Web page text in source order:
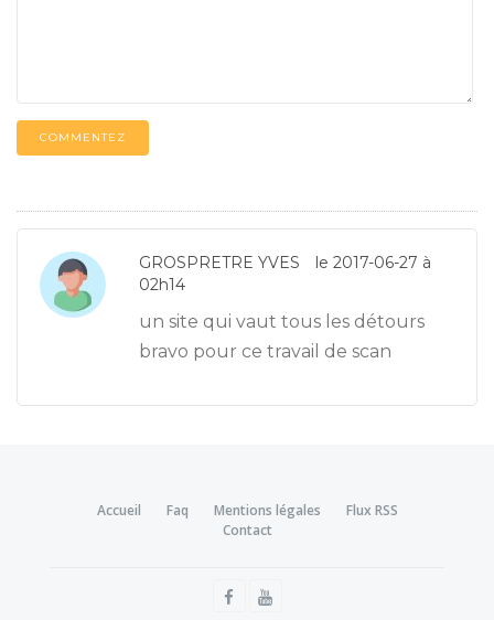
COMMENTEZ
GROSPRETRE YVES
le 2017-06-27 à
02h14
un site qui vaut tous les détours
bravo pour ce travail de scan
Accueil Faq Mentions légales
Flux RSS
Contact